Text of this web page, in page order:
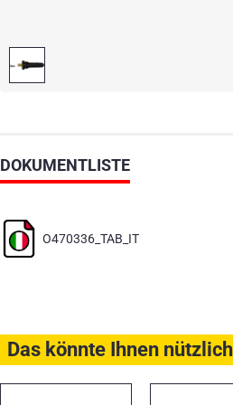
DOKUMENTLISTE
O470336_TAB_IT
Das könnte Ihnen